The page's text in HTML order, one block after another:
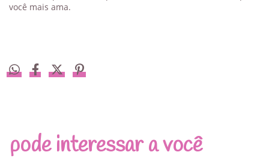
você mais ama.
pode interessar a você